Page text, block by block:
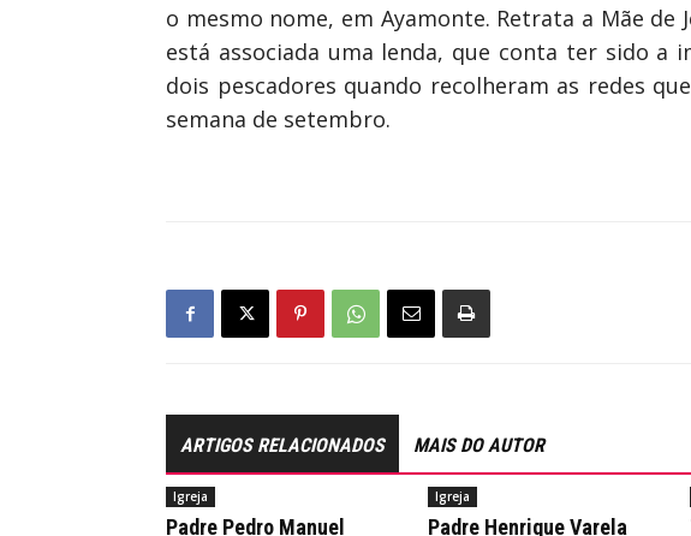
o mesmo nome, em Ayamonte. Retrata a Mãe
está associada uma lenda, que conta ter sido a
dois pescadores quando recolheram as redes
semana de setembro.
ARTIGOS RELACIONADOS MAIS DO AUTOR
Igreja
Padre Pedro Manuel
Igreja
Padre Henrique Varela